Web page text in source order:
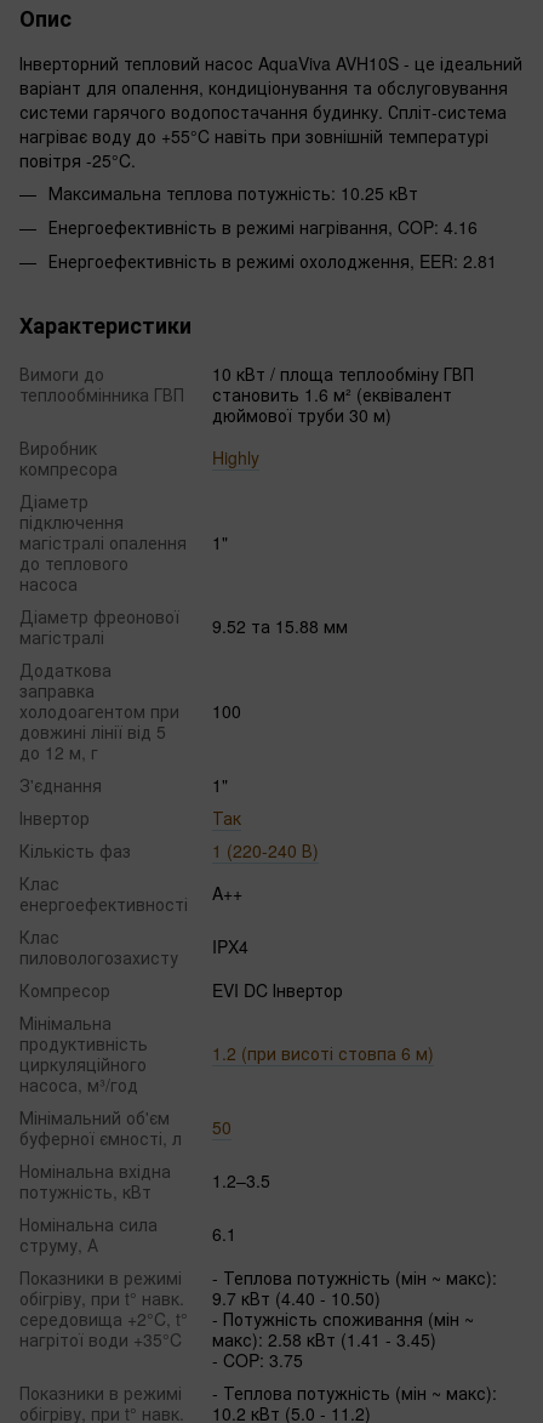
Опис
Інверторний тепловий насос AquaViva AVH10S - це ідеальний
варіант для опалення, кондиціонування та обслуговування
системи гарячого водопостачання будинку. Спліт-система
нагріває воду до +55°C навіть при зовнішній температурі
повітря -25°C.
Максимальна теплова потужність: 10.25 кВт
Енергоефективність в режимі нагрівання, COP: 4.16
Енергоефективність в режимі охолодження, EER: 2.81
Характеристики
Вимоги до
теплообмінника ГВП
10 кВт / площа теплообміну ГВП
становить 1.6 м² (еквівалент
дюймової труби 30 м)
Виробник
компресора
Highly
Діаметр
підключення
магістралі опалення
до теплового
насоса
1"
Діаметр фреонової
магістралі
9.52 та 15.88 мм
Додаткова
заправка
холодоагентом при
довжині лінії від 5
до 12 м, г
100
З'єднання
1"
Інвертор
Так
Кількість фаз
1 (220-240 В)
Клас
енергоефективності
A++
Клас
пиловологозахисту
IPX4
Компресор
EVI DC Інвертор
Мінімальна
продуктивність
циркуляційного
насоса, м³/год
1.2 (при висоті стовпа 6 м)
Мінімальний об'єм
буферної ємності, л
50
Номінальна вхідна
потужність, кВт
1.2–3.5
Номінальна сила
струму, А
6.1
Показники в режимі
обігріву, при t° навк.
середовища +2°C, t°
нагрітої води +35°C
- Теплова потужність (мін ~ макс):
9.7 кВт (4.40 - 10.50)
- Потужність споживання (мін ~
макс): 2.58 кВт (1.41 - 3.45)
- COP: 3.75
Показники в режимі
обігріву, при t° навк.
- Теплова потужність (мін ~ макс):
10.2 кВт (5.0 - 11.2)